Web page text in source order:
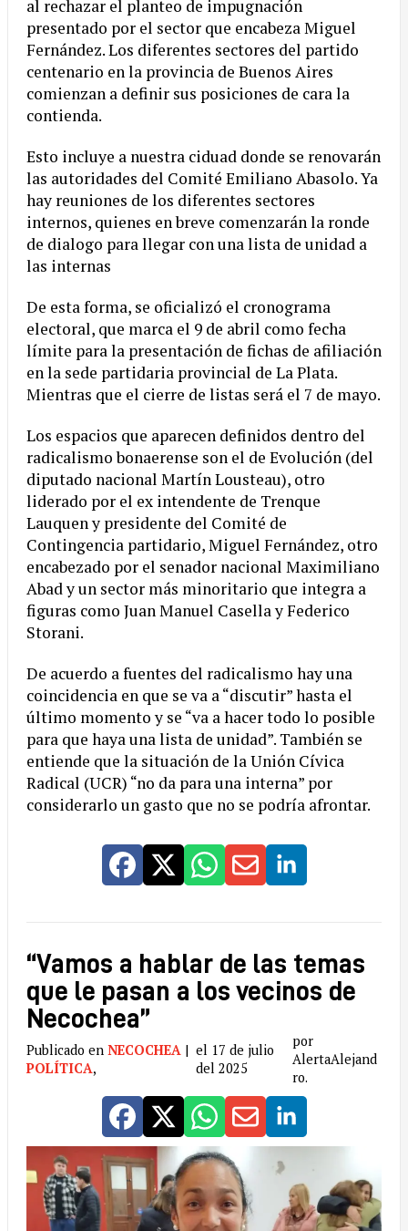
al rechazar el planteo de impugnación
presentado por el sector que encabeza Miguel
Fernández. Los diferentes sectores del partido
centenario en la provincia de Buenos Aires
comienzan a definir sus posiciones de cara la
contienda.
Esto incluye a nuestra ciduad donde se renovarán
las autoridades del Comité Emiliano Abasolo. Ya
hay reuniones de los diferentes sectores
internos, quienes en breve comenzarán la ronde
de dialogo para llegar con una lista de unidad a
las internas
De esta forma, se oficializó el cronograma
electoral, que marca el 9 de abril como fecha
límite para la presentación de fichas de afiliación
en la sede partidaria provincial de La Plata.
Mientras que el cierre de listas será el 7 de mayo.
Los espacios que aparecen definidos dentro del
radicalismo bonaerense son el de Evolución (del
diputado nacional Martín Lousteau), otro
liderado por el ex intendente de Trenque
Lauquen y presidente del Comité de
Contingencia partidario, Miguel Fernández, otro
encabezado por el senador nacional Maximiliano
Abad y un sector más minoritario que integra a
figuras como Juan Manuel Casella y Federico
Storani.
De acuerdo a fuentes del radicalismo hay una
coincidencia en que se va a “discutir” hasta el
último momento y se “va a hacer todo lo posible
para que haya una lista de unidad”. También se
entiende que la situación de la Unión Cívica
Radical (UCR) “no da para una interna” por
considerarlo un gasto que no se podría afrontar.
“Vamos a hablar de las temas
que le pasan a los vecinos de
Necochea”
Publicado en NECOCHEA |
POLÍTICA,
el 17 de julio
del 2025
por
AlertaAlejand
ro.